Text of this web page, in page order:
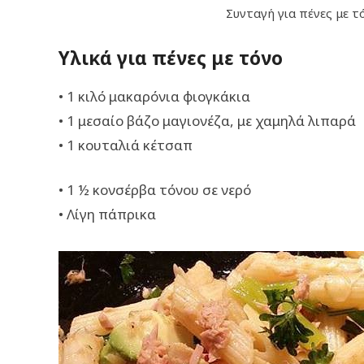
Συνταγή για πένες με
Υλικά για πένες με τόνο
• 1 κιλό μακαρόνια φιογκάκια
• 1 μεσαίο βάζο μαγιονέζα, με χαμηλά λιπαρά
• 1 κουταλιά κέτσαπ
• 1 ½ κονσέρβα τόνου σε νερό
• Λίγη πάπρικα